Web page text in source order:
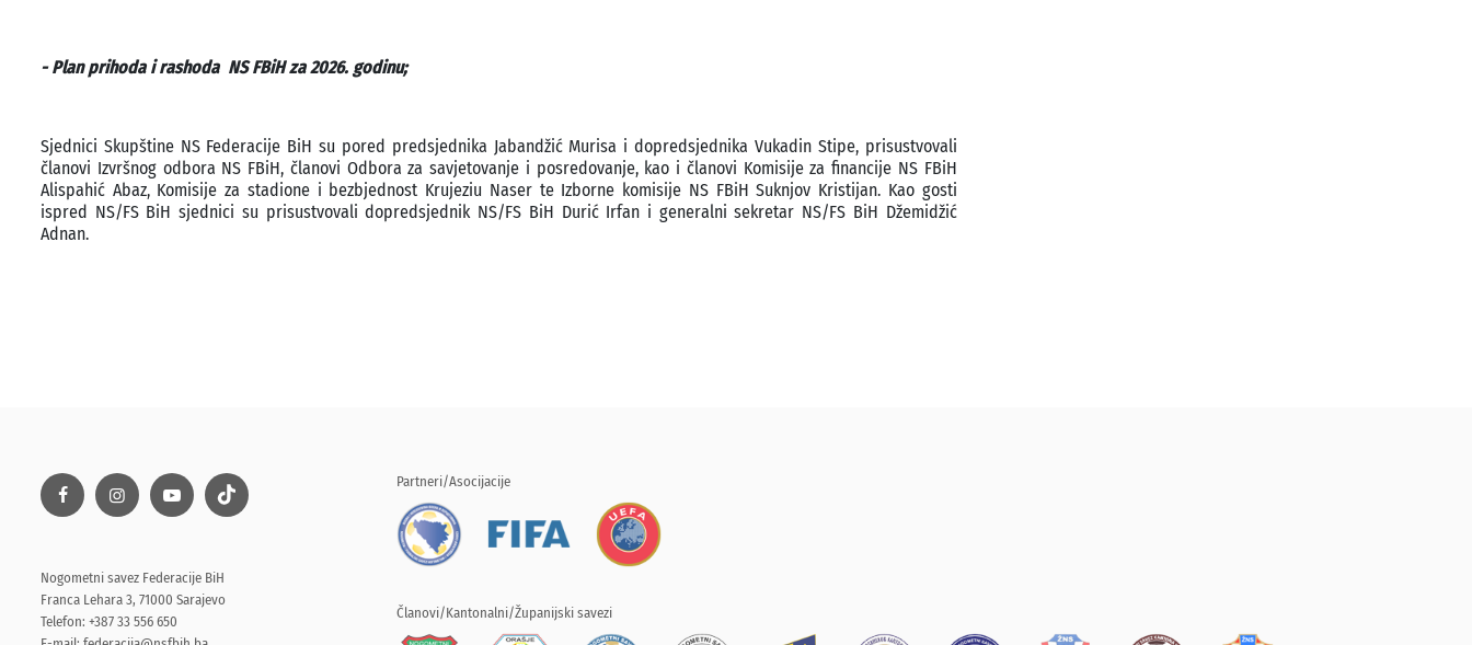
- Plan prihoda i rashoda NS FBiH za 2026. godinu;
Sjednici Skupštine NS Federacije BiH su pored predsjednika Jabandžić Murisa i dopredsjednika Vukadin Stipe, prisustvovali
članovi Izvršnog odbora NS FBiH, članovi Odbora za savjetovanje i posredovanje, kao i članovi Komisije za financije NS FBiH
Alispahić Abaz, Komisije za stadione i bezbjednost Krujeziu Naser te Izborne komisije NS FBiH Suknjov Kristijan. Kao gosti
ispred NS/FS BiH sjednici su prisustvovali dopredsjednik NS/FS BiH Durić Irfan i generalni sekretar NS/FS BiH Džemidžić
Adnan.
Nogometni savez Federacije BiH
Franca Lehara 3, 71000 Sarajevo
Telefon: +387 33 556 650
Partneri/Asocijacije
Članovi/Kantonalni/Županijski savezi